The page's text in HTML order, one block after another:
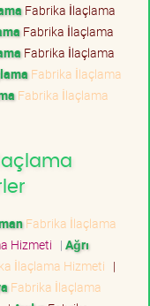
Fabrika İlaçlama
Fabrika İlaçlama
Fabrika İlaçlama
Fabrika İlaçlama
Fabrika İlaçlama
Fabrika İlaçlama
Hizmeti | Ağrı
İlaçlama Hizmeti |
Fabrika İlaçlama